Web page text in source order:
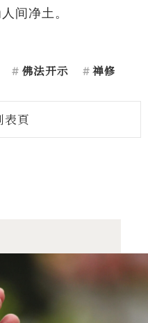
间净土。
佛法开示 禅修
表頁